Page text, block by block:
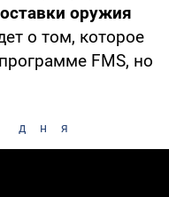
оружия
о том, которое
FMS, но
дня